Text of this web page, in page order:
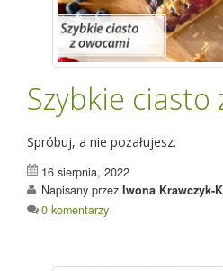
Szybkie ciasto
Spróbuj, a nie pożałujesz.
16 sierpnia, 2022
Napisany przez Iwona Krawczyk-
0 komentarzy